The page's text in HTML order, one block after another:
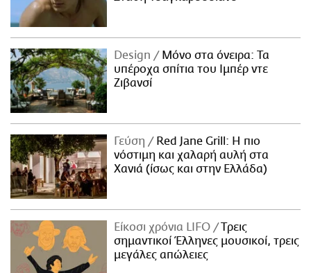
Design
Μόνο στα όνειρα: Τα
υπέροχα σπίτια του Ιμπέρ ντε
Ζιβανσί
Γεύση
Red Jane Grill: Η πιο
νόστιμη και χαλαρή αυλή στα
Χανιά (ίσως και στην Ελλάδα)
Είκοσι χρόνια LIFO
Tρεις
σημαντικοί Έλληνες μουσικοί, τρεις
μεγάλες απώλειες